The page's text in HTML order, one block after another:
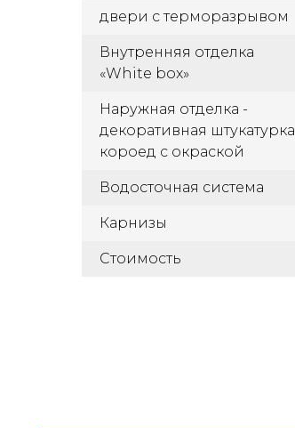
двери с терморазрывом
Внутренняя отделка
«White box»
Наружная отделка -
декоративная штукатурка
короед с окраской
Водосточная система
Карнизы
Стоимость